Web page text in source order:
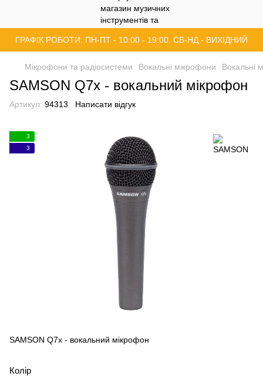
ГРАФІК РОБОТИ: ПН-ПТ - 10:00 - 19:00. СБ-НД - ВИХІДНИЙ
Мікрофони та радіосистеми Вокальні мікрофони Вокальні
SAMSON Q7x - вокальний мікрофон
Артикул: 94313 Написати відгук
3
3
SAMSON Q7x - вокальний мікрофон
Колір